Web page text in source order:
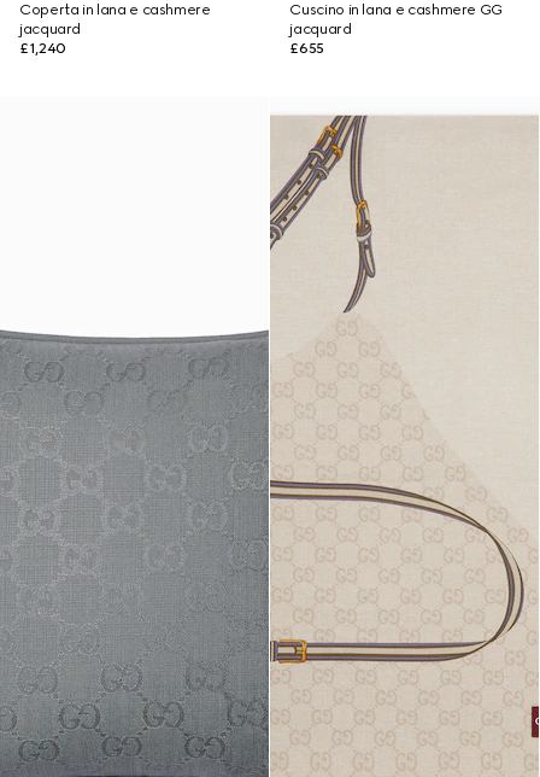
Coperta in lana e cashmere
jacquard
£1,240
Cuscino in lana e cashmere GG
jacquard
£655